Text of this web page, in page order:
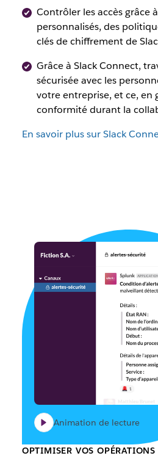
Contrôler les accès grâce
personnalisés, des
clés de chiffrement de
Grâce à Slack Connect,
sécurisée avec les
votre entreprise, et ce, en
conformité durant la
En savoir plus sur Slack
Animation de lecture
OPTIMISER VOS OPÉRATIONS